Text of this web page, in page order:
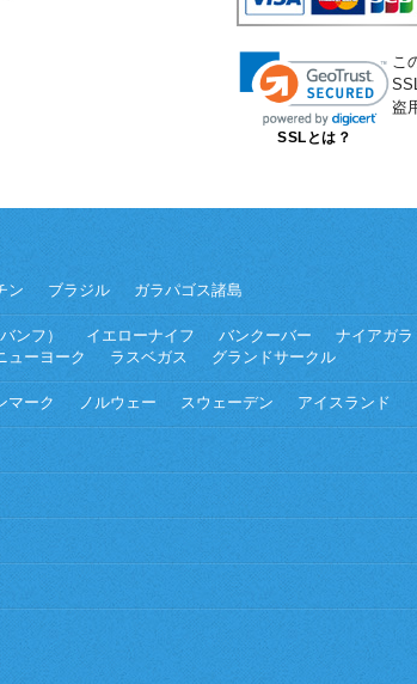
SSLとは？
こ
盗
ン ブラジル ガラパゴス諸島
ンフ） イエローナイフ バンクーバー ナイアガラ
ューヨーク ラスベガス グランドサークル
マーク ノルウェー スウェーデン アイスランド